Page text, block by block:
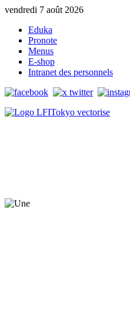
vendredi 7 août 2026
Eduka
Pronote
Menus
E-shop
Intranet des personnels